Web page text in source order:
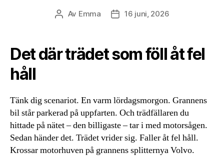
Inläggsförfattare
Av Emma Inläggsdatum
16 juni, 2026
Det där trädet som föll åt fel
håll
Tänk dig scenariot. En varm lördagsmorgon. Grannens
bil står parkerad på uppfarten. Och trädfällaren du
hittade på nätet – den billigaste – tar i med motorsågen.
Sedan händer det. Trädet vrider sig. Faller åt fel håll.
Krossar motorhuven på grannens splitternya Volvo.